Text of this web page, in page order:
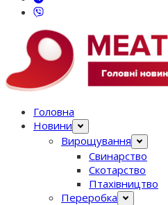
Головна
Новини
Вирощування
Свинарство
Скотарство
Птахівництво
Переробка